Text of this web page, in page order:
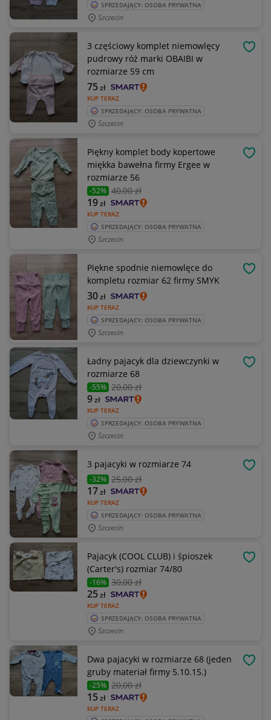
SPRZEDAJĄCY: OSOBA PRYWATNA
Szczecin
3 częściowy komplet niemowlęcy
pudrowy róż marki OBAIBI w
rozmiarze 59 cm
KUP TERAZ
75zł
SPRZEDAJĄCY: OSOBA PRYWATNA
Szczecin
Piękny komplet body kopertowe
miękka bawełna firmy Ergee w
rozmiarze 56
-52% 40,00 zł
KUP TERAZ
19zł
SPRZEDAJĄCY: OSOBA PRYWATNA
Szczecin
Piękne spodnie niemowlęce do
kompletu rozmiar 62 firmy SMYK
KUP TERAZ
30zł
SPRZEDAJĄCY: OSOBA PRYWATNA
Szczecin
Ładny pajacyk dla dziewczynki w
rozmiarze 68
-55% 20,00 zł
KUP TERAZ
9zł
SPRZEDAJĄCY: OSOBA PRYWATNA
Szczecin
3 pajacyki w rozmiarze 74
-32% 25,00 zł
KUP TERAZ
17zł
SPRZEDAJĄCY: OSOBA PRYWATNA
Szczecin
Pajacyk (COOL CLUB) i śpioszek
(Carter's) rozmiar 74/80
-16% 30,00 zł
KUP TERAZ
25zł
SPRZEDAJĄCY: OSOBA PRYWATNA
Szczecin
Dwa pajacyki w rozmiarze 68 (jeden
gruby materiał firmy 5.10.15.)
-25% 20,00 zł
KUP TERAZ
15zł